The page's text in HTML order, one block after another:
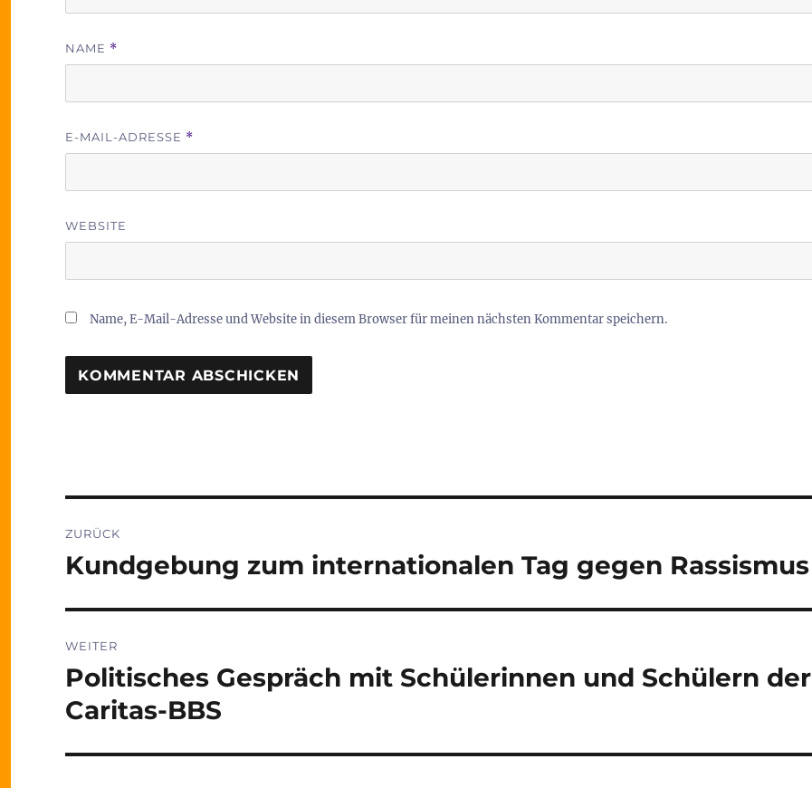
NAME *
E-MAIL-ADRESSE *
WEBSITE
Name, E-Mail-Adresse und Website in diesem Browser für meinen nächsten Kommentar speichern.
ZURÜCK
Vorheriger
Kundgebung zum internationalen Tag gegen Rassismus
WEITER
Nächster
Beitrag:
Politisches Gespräch mit Schülerinnen und Schülern der
Caritas-BBS